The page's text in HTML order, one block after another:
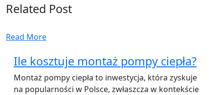
Related Post
Read More
Ile kosztuje montaż pompy ciepła?
Montaż pompy ciepła to inwestycja, która zyskuje
na popularności w Polsce, zwłaszcza w kontekście